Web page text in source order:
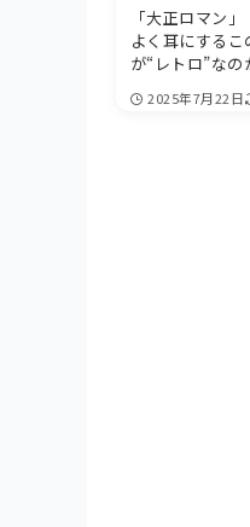
「大正ロマン
よく耳にする
が“レトロ”な
2025年7月22日